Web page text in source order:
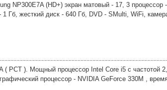
NP300E7A (HD+) экран матовый - 17, 3 процессор
1 Гб, жесткий диск - 640 Гб, DVD - SMulti, WiFi,
( РСТ ). Мощный процессор Intel Core i5 с частотой 2,
процессор - NVIDIA GeForce 330M ,